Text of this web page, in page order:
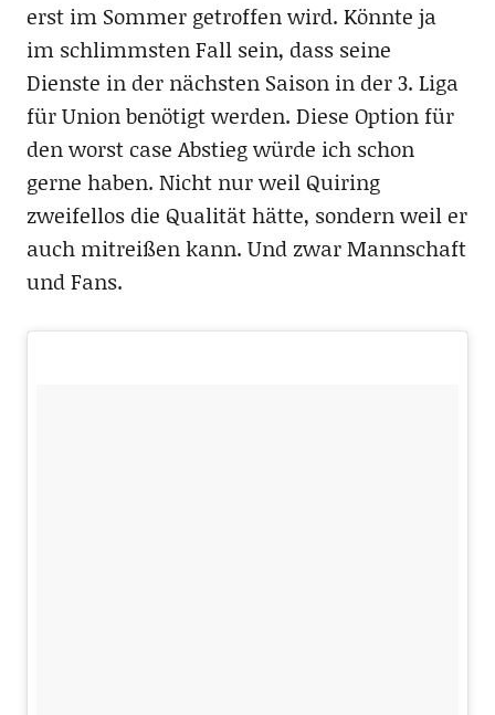
erst im Sommer getroffen wird. Könnte ja
im schlimmsten Fall sein, dass seine
Dienste in der nächsten Saison in der 3. Liga
für Union benötigt werden. Diese Option für
den worst case Abstieg würde ich schon
gerne haben. Nicht nur weil Quiring
zweifellos die Qualität hätte, sondern weil er
auch mitreißen kann. Und zwar Mannschaft
und Fans.